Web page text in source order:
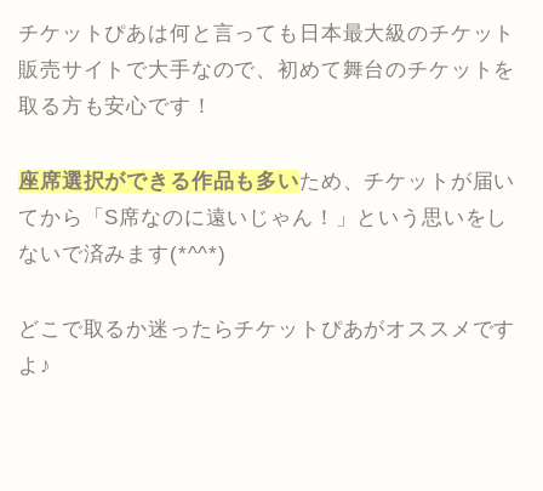
チケットぴあは何と言っても日本最大級のチケット
販売サイトで大手なので、初めて舞台のチケットを
取る方も安心です！
座席選択ができる作品も多いため、チケットが届い
てから「S席なのに遠いじゃん！」という思いをし
ないで済みます(*^^*)
どこで取るか迷ったらチケットぴあがオススメです
よ♪